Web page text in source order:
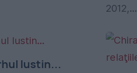
2012,...
Iustin...